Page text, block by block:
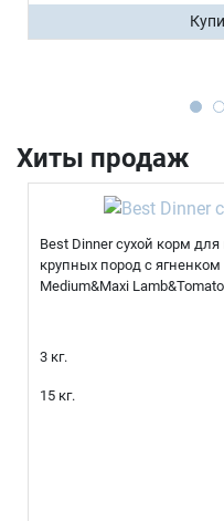
Хиты продаж
Best Dinner сухой корм
крупных пород с
Medium&Maxi
3 кг.
15 кг.
Продолжить покупки
Оформить заказ
Телефон
E-mail